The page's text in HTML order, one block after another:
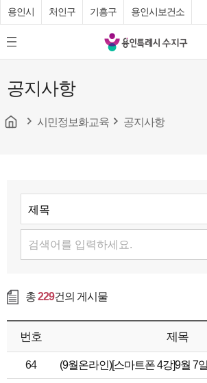
용인시 처인구 기흥구 용인시보건소
모
바
메
뉴
튼
용
인
수
공지사항
시민정보화교육 공지사항
총229건의 게시물
번호 제목
64 (9월온라인)[스마트폰 4강]9월 7